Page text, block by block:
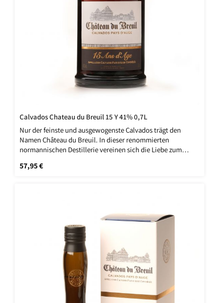
Calvados Chateau du Breuil 15 Y 41% 0,7L
Nur der feinste und ausgewogenste Calvados trägt den
Namen Château du Breuil. In dieser renommierten
normannischen Destillerie vereinen sich die Liebe zum
Calvados Herstellung.Calvados-Destillate, die mindestens
zeichnen diese hervorragende Spezialität aus.
Regulärer Preis:
57,95 €